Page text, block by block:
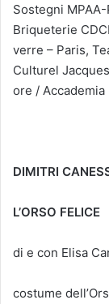
Sostegni
Briqueterie
verre – Paris,
Culturel
ore / Accademia
DIMITRI
L’ORSO FELICE
di e con Elisa
costume